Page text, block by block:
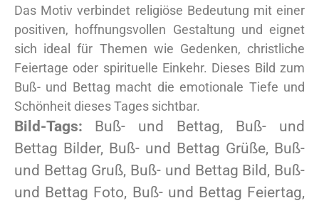
Das Motiv verbindet religiöse Bedeutung mit einer
positiven, hoffnungsvollen Gestaltung und eignet
sich ideal für Themen wie Gedenken, christliche
Feiertage oder spirituelle Einkehr. Dieses Bild zum
Buß- und Bettag macht die emotionale Tiefe und
Schönheit dieses Tages sichtbar.
Bild-Tags: Buß- und Bettag, Buß- und
Bettag Bilder, Buß- und Bettag Grüße, Buß-
und Bettag Gruß, Buß- und Bettag Bild, Buß-
und Bettag Foto, Buß- und Bettag Feiertag,